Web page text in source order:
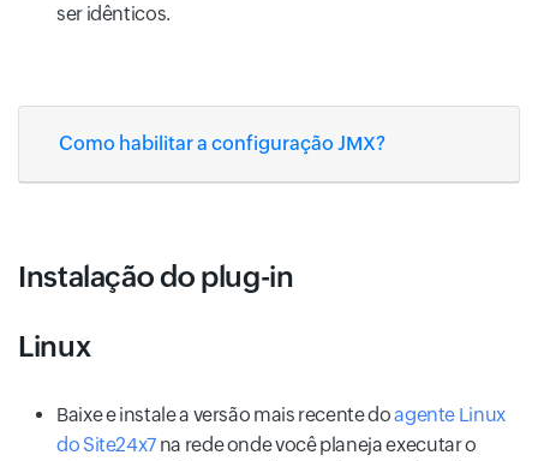
ser idênticos.
Como habilitar a configuração JMX?
Instalação do plug-in
Linux
Baixe e instale a versão mais recente doagente Linux
do Site24x7 na rede onde você planeja executar o